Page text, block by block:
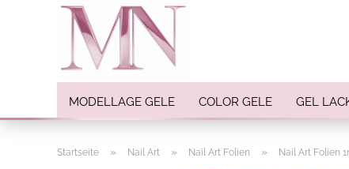
MODELLAGE GELE COLOR GELE GEL
Startseite » Nail Art » Nail Art Folien » Nail Art Folien